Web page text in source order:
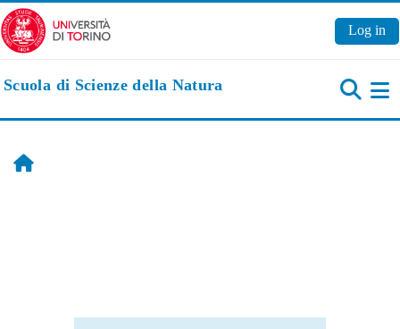
Skip to main content
Log in
Scuola di Scienze della Natura
Home